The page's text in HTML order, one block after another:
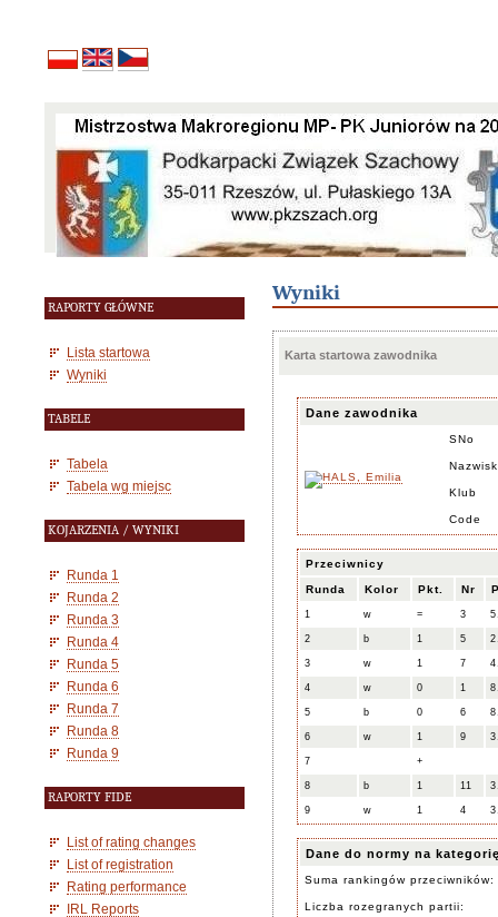
RAPORTY GŁÓWNE
Lista startowa
Wyniki
TABELE
Tabela
Tabela wg miejsc
KOJARZENIA / WYNIKI
Runda 1
Runda 2
Runda 3
Runda 4
Runda 5
Runda 6
Runda 7
Runda 8
Runda 9
RAPORTY FIDE
List of rating changes
List of registration
Rating performance
IRL Reports
Wyniki
Karta startowa zawodnika
Dane zawodnika
SNo
Klub
Code
Przeciwnicy
Runda Kolor Pkt. Nr
1 w = 3
2 b 1 5
3 w 1 7
4 w 0 1
5 b 0 6
6 w 1 9
7 +
8 b 1 11
9 w 1 4
Dane do normy na
Suma rankingów przeciwników:
Liczba rozegranych partii: